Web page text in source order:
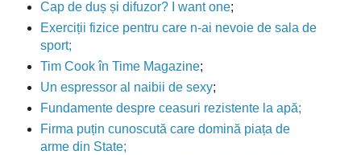
Cap de duș și difuzor? I want one;
Exerciții fizice pentru care n-ai nevoie de sala de
sport;
Tim Cook în Time Magazine;
Un espressor al naibii de sexy;
Fundamente despre ceasuri rezistente la apă;
Firma puțin cunoscută care domină piața de
arme din State;